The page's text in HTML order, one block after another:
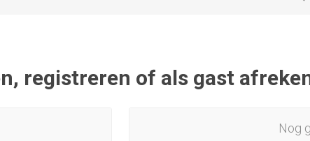
registreren of als gast
Nog